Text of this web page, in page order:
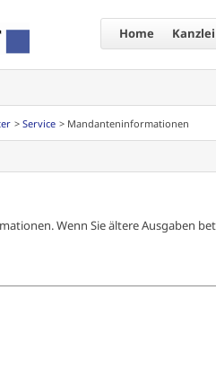
Home Kanzlei
Service Mandanteninformationen
Wenn Sie ältere Ausgaben